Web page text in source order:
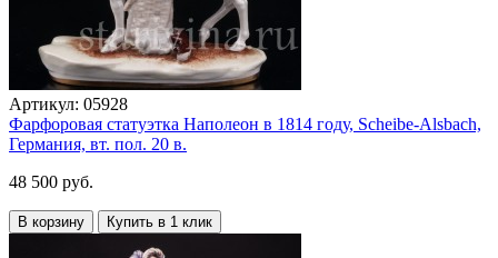
Артикул: 05928
Фарфоровая статуэтка Наполеон в 1814 году, Scheibe-Alsbach,
Германия, вт. пол. 20 в.
48 500 руб.
В корзину Купить в 1 клик